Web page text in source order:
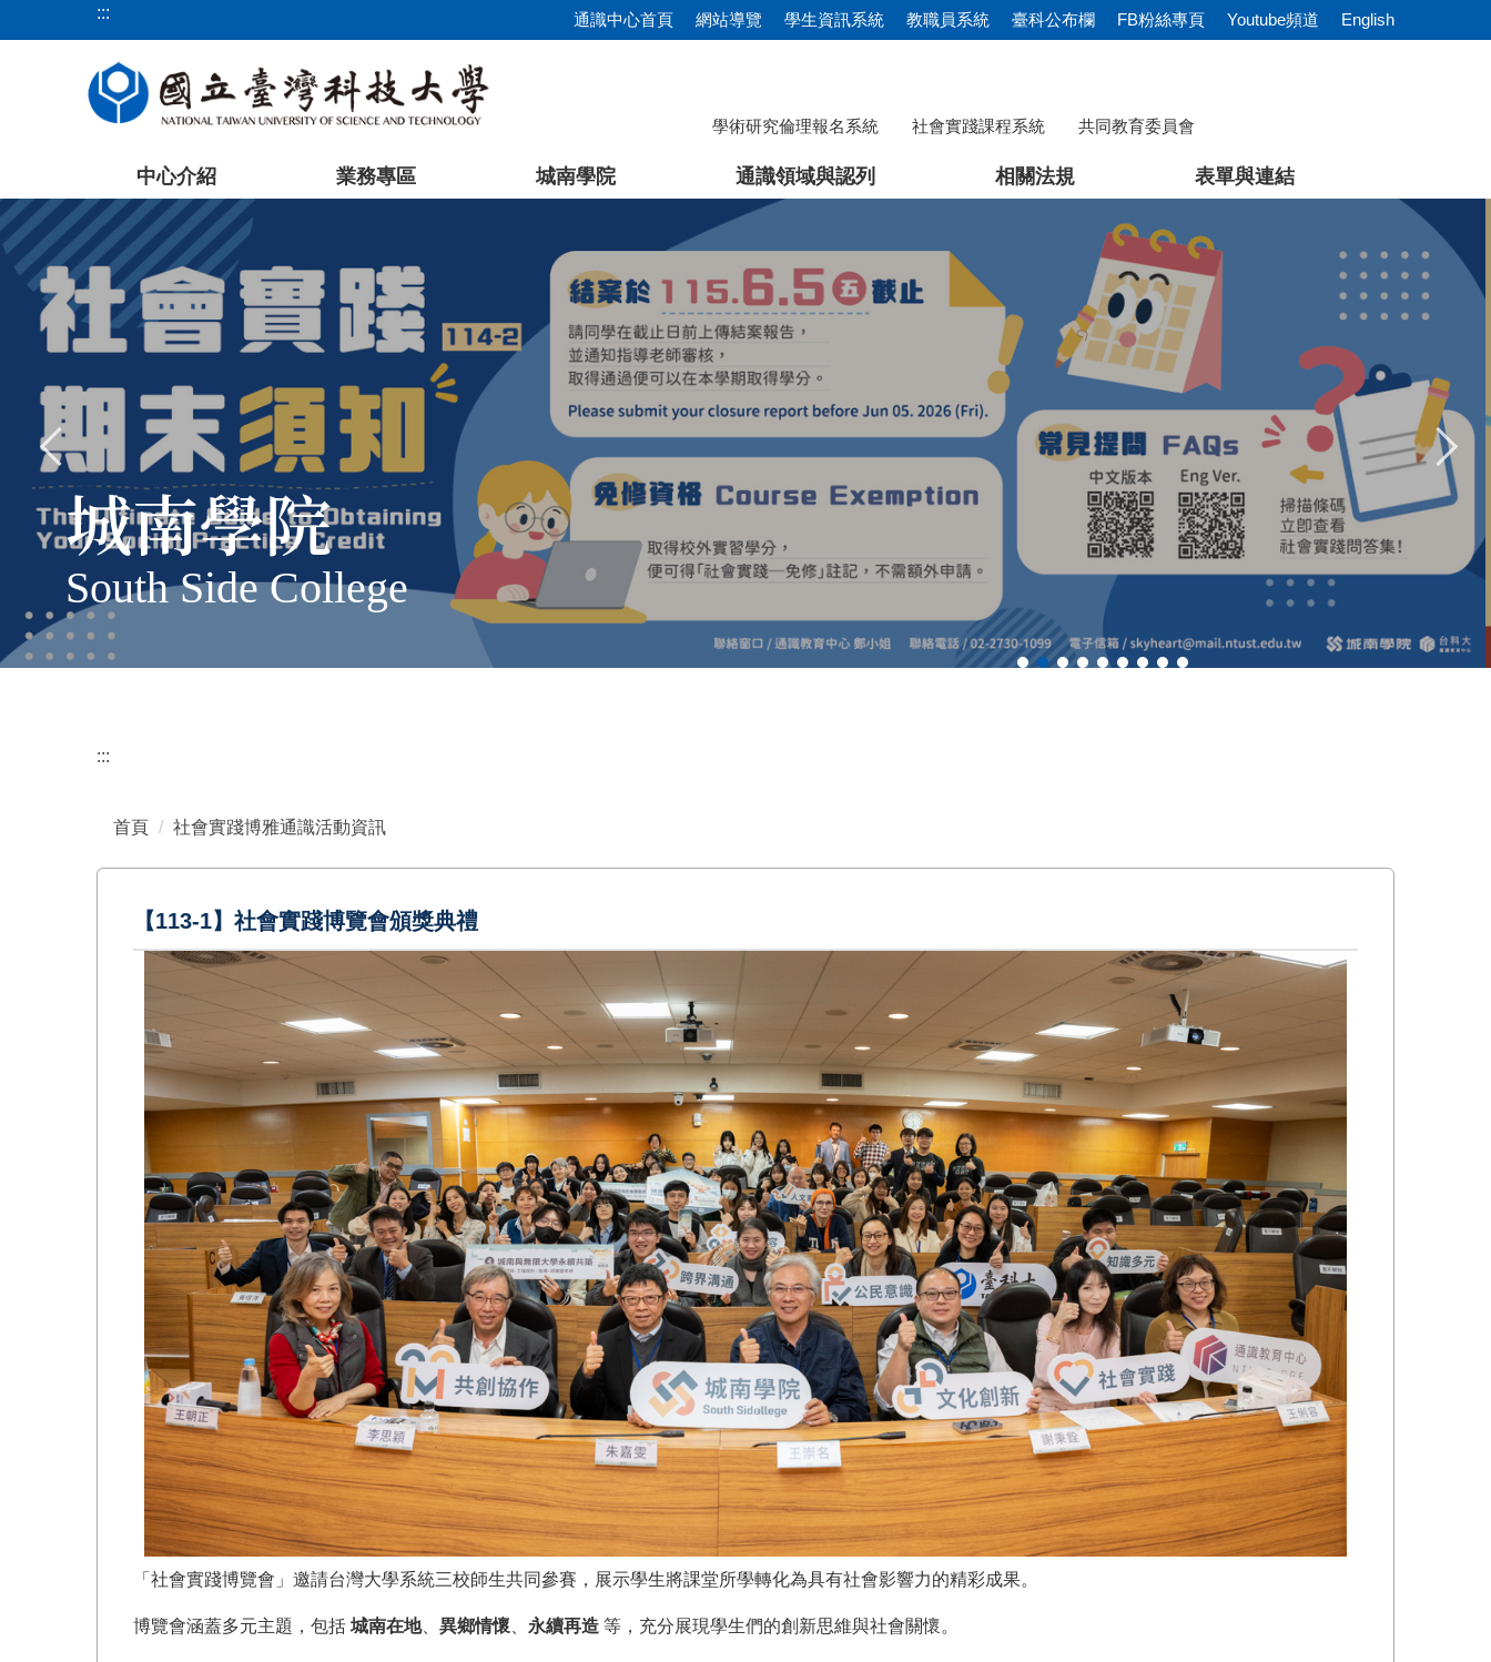
到
塊
::: 通識中心首頁 網站導覽 學生資訊系統 教職員系統 臺科公布欄 FB粉絲專頁 Youtube頻道 English
學術研究倫理報名系統 社會實踐課程系統 共同教育委員會
中心介紹 業務專區 城南學院 通識領域與認列 相關法規 表單與連結
城南學院
South Side College
:::
首頁 社會實踐博雅通識活動資訊
【113-1】社會實踐博覽會頒獎典禮
「社會實踐博覽會」邀請台灣大學系統三校師生共同參賽，展示學生將課堂所學轉化為具有社會影響力的精彩成果。
博覽會涵蓋多元主題，包括 城南在地、 異鄉情懷、 永續再造 等，充分展現學生們的創新思維與社會關懷。